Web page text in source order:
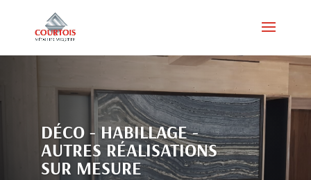
DÉCO - HABILLAGE -
AUTRES RÉALISATIONS
SUR MESURE